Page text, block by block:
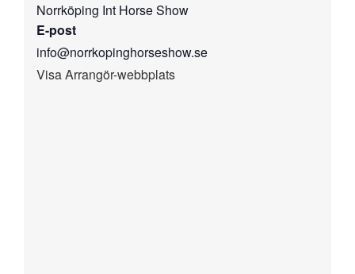
Norrköping Int Horse Show
E-post
info@norrkopinghorseshow.se
Visa Arrangör-webbplats